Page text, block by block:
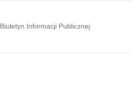
Biuletyn Informacji Publicznej